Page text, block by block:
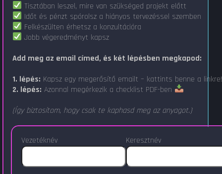
Tisztában leszel, mire van szükséged projekt előtt
Időt és pénzt spórolsz a hiányos tervezéssel szemben
Felkészülten érhetsz a konzultációra
Jobb végeredményt kapsz
Add meg az email címed, és két lépésben megkapod:
1. lépés: Kapsz egy megerősítő emailt – kattints benne a linkre!
2. lépés: Azonnal megérkezik a checklist PDF-ben
(Így biztosítom, hogy csak te kaphasd meg az anyagot.)
Vezetéknév Keresztnév